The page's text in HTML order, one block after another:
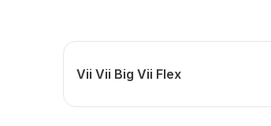
Vii Vii Big Vii Flex